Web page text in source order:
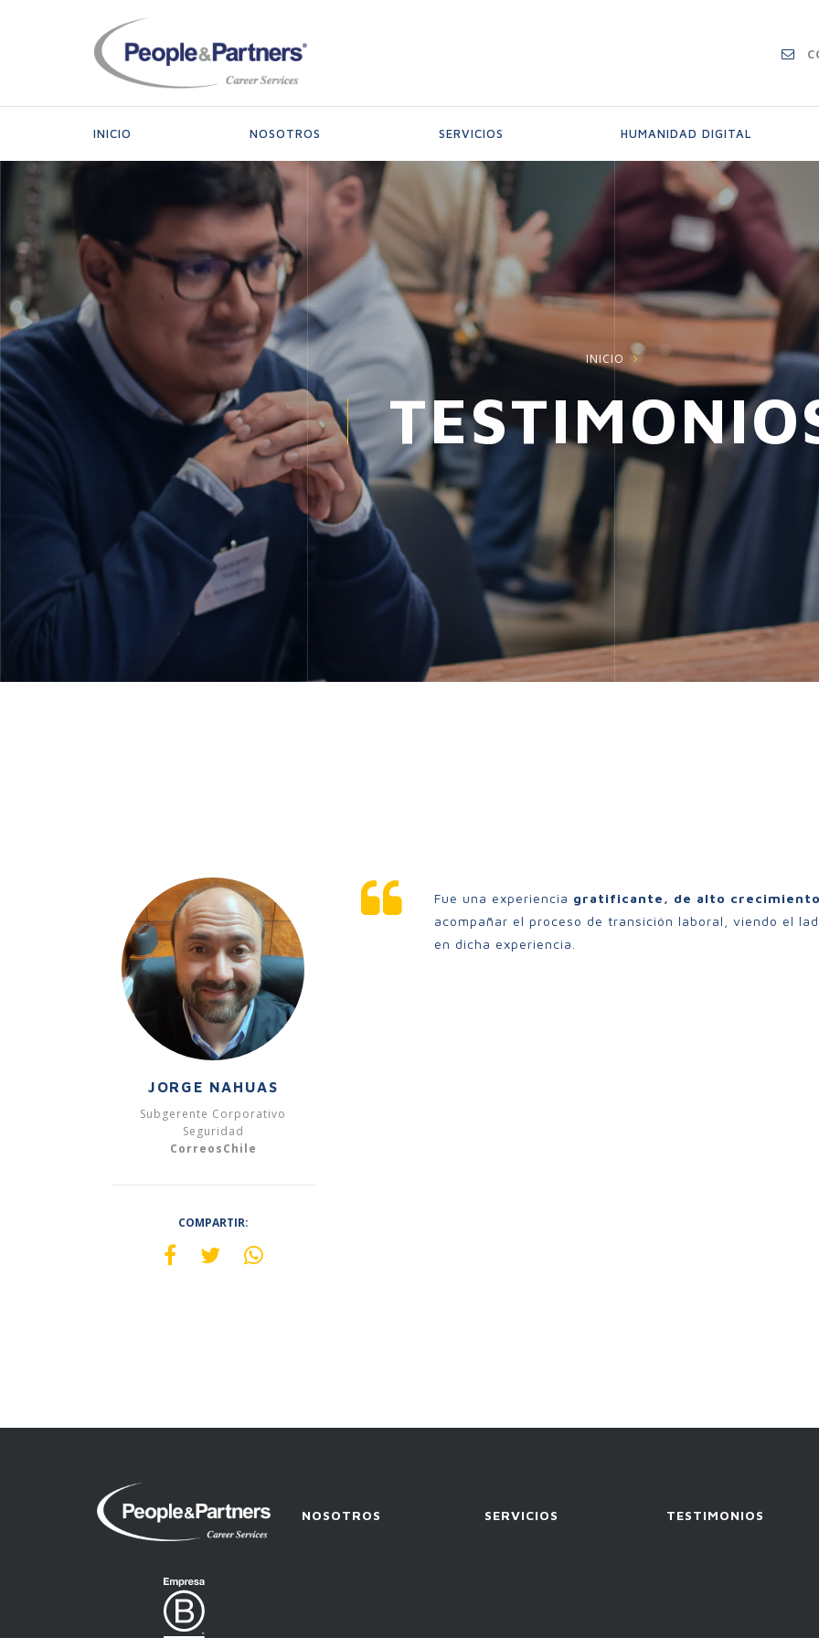
People
&
Partners
Services
INICIO NOSOTROS SERVICIOS HUMANIDAD DIGITAL
INICIO
JORGE NAHUAS
Subgerente Corporativo
Seguridad
CorreosChile
COMPARTIR:
Fue una experiencia gratificante, de alto crecimiento
acompañar el proceso de transición laboral, viendo el
en dicha experiencia.
People
&
Partners
NOSOTROS SERVICIOS TESTIMONIOS